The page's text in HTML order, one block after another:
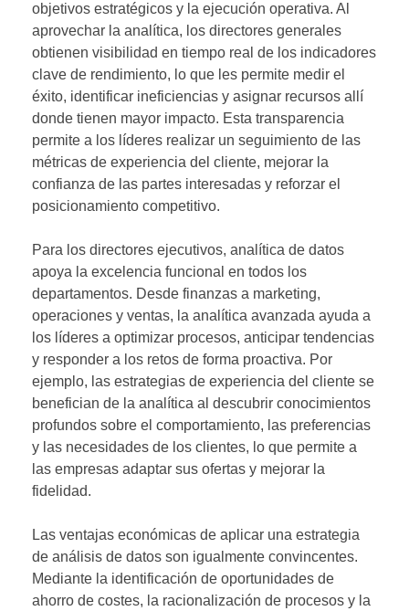
objetivos estratégicos y la ejecución operativa. Al
aprovechar la analítica, los directores generales
obtienen visibilidad en tiempo real de los indicadores
clave de rendimiento, lo que les permite medir el
éxito, identificar ineficiencias y asignar recursos allí
donde tienen mayor impacto. Esta transparencia
permite a los líderes realizar un seguimiento de las
métricas de experiencia del cliente, mejorar la
confianza de las partes interesadas y reforzar el
posicionamiento competitivo.
Para los directores ejecutivos, analítica de datos
apoya la excelencia funcional en todos los
departamentos. Desde finanzas a marketing,
operaciones y ventas, la analítica avanzada ayuda a
los líderes a optimizar procesos, anticipar tendencias
y responder a los retos de forma proactiva. Por
ejemplo, las estrategias de experiencia del cliente se
benefician de la analítica al descubrir conocimientos
profundos sobre el comportamiento, las preferencias
y las necesidades de los clientes, lo que permite a
las empresas adaptar sus ofertas y mejorar la
fidelidad.
Las ventajas económicas de aplicar una estrategia
de análisis de datos son igualmente convincentes.
Mediante la identificación de oportunidades de
ahorro de costes, la racionalización de procesos y la